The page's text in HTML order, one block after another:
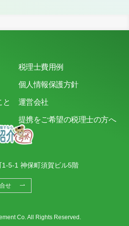
と
税理士費用例
個人情報保護方針
運営会社
提携をご希望の税理士の方へ
5-1 神保町須賀ビル5階
せ
Co. All Rights Reserved.